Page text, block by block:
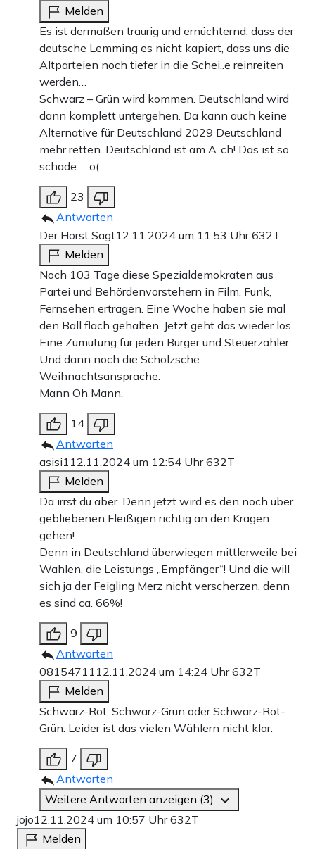
Melden
Es ist dermaßen traurig und ernüchternd, dass der
deutsche Lemming es nicht kapiert, dass uns die
Altparteien noch tiefer in die Schei..e reinreiten
werden…
Schwarz – Grün wird kommen. Deutschland wird
dann komplett untergehen. Da kann auch keine
Alternative für Deutschland 2029 Deutschland
mehr retten. Deutschland ist am A..ch! Das ist so
schade… :o(
23
Antworten
Der Horst Sagt12.11.2024 um 11:53 Uhr632T
Melden
Noch 103 Tage diese Spezialdemokraten aus
Partei und Behördenvorstehern in Film, Funk,
Fernsehen ertragen. Eine Woche haben sie mal
den Ball flach gehalten. Jetzt geht das wieder los.
Eine Zumutung für jeden Bürger und Steuerzahler.
Und dann noch die Scholzsche
Weihnachtsansprache.
Mann Oh Mann.
14
Antworten
asisi1 12.11.2024 um 12:54 Uhr632T
Melden
Da irrst du aber. Denn jetzt wird es den noch über
gebliebenen Fleißigen richtig an den Kragen
gehen!
Denn in Deutschland überwiegen mittlerweile bei
Wahlen, die Leistungs „Empfänger“! Und die will
sich ja der Feigling Merz nicht verscherzen, denn
es sind ca. 66%!
9
Antworten
08154711 12.11.2024 um 14:24 Uhr632T
Melden
Schwarz-Rot, Schwarz-Grün oder Schwarz-Rot-
Grün. Leider ist das vielen Wählern nicht klar.
7
Antworten
Weitere Antworten anzeigen (3)
jojo12.11.2024 um 10:57 Uhr632T
Melden